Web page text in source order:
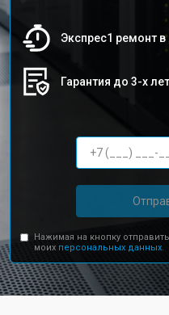
Экспрес1 ремонт
Гарантия до 3-х лет
Нажимая на кнопку
моих персональных данных.